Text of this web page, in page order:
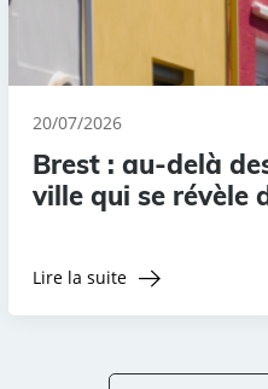
20/07/2026
Brest : au-delà
ville qui se révèle
Lire la suite